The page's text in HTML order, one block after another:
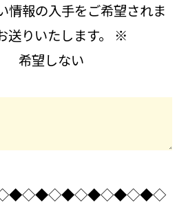
情報の入手をご希望されま
りいたします。 ※
希望しない